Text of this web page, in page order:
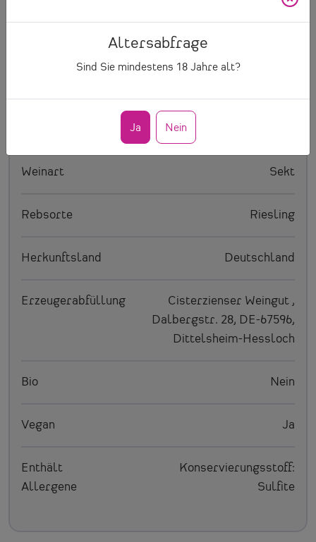
Altersabfrage
Sind Sie mindestens 18Jahre alt?
Ja Nein
Weinart Sekt
Rebsorte Riesling
Herkunftsland Deutschland
Erzeugerabfüllung
Cisterzienser Weingut ,
Dalbergstr. 28, DE-67596,
Dittelsheim-Hessloch
Bio Nein
Vegan Ja
Enthält
Allergene
Konservierungsstoff:
Sulfite